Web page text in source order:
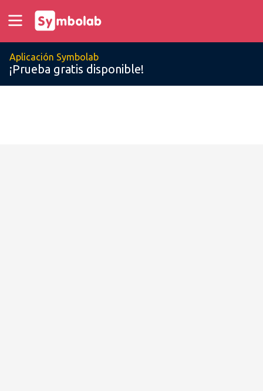
Aplicación Symbolab
¡Prueba gratis disponible!